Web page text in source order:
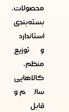
محصولات،
بسته‌بندی
استاندارد
و توزیع
منظم،
کالاهایی
سالم و
قابل